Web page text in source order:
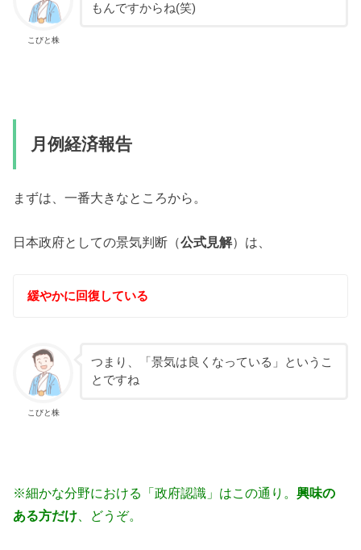
こびと株
もんですからね(笑)
月例経済報告
まずは、一番大きなところから。
日本政府としての景気判断（公式見解）は、
緩やかに回復している
こびと株
つまり、「景気は良くなっている」というこ
とですね
※細かな分野における「政府認識」はこの通り。興味の
ある方だけ 、どうぞ。